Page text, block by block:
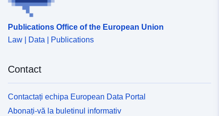
Publications Office of the European Union
Law | Data | Publications
Contact
Contactați echipa European Data Portal
Abonați-vă la buletinul informativ